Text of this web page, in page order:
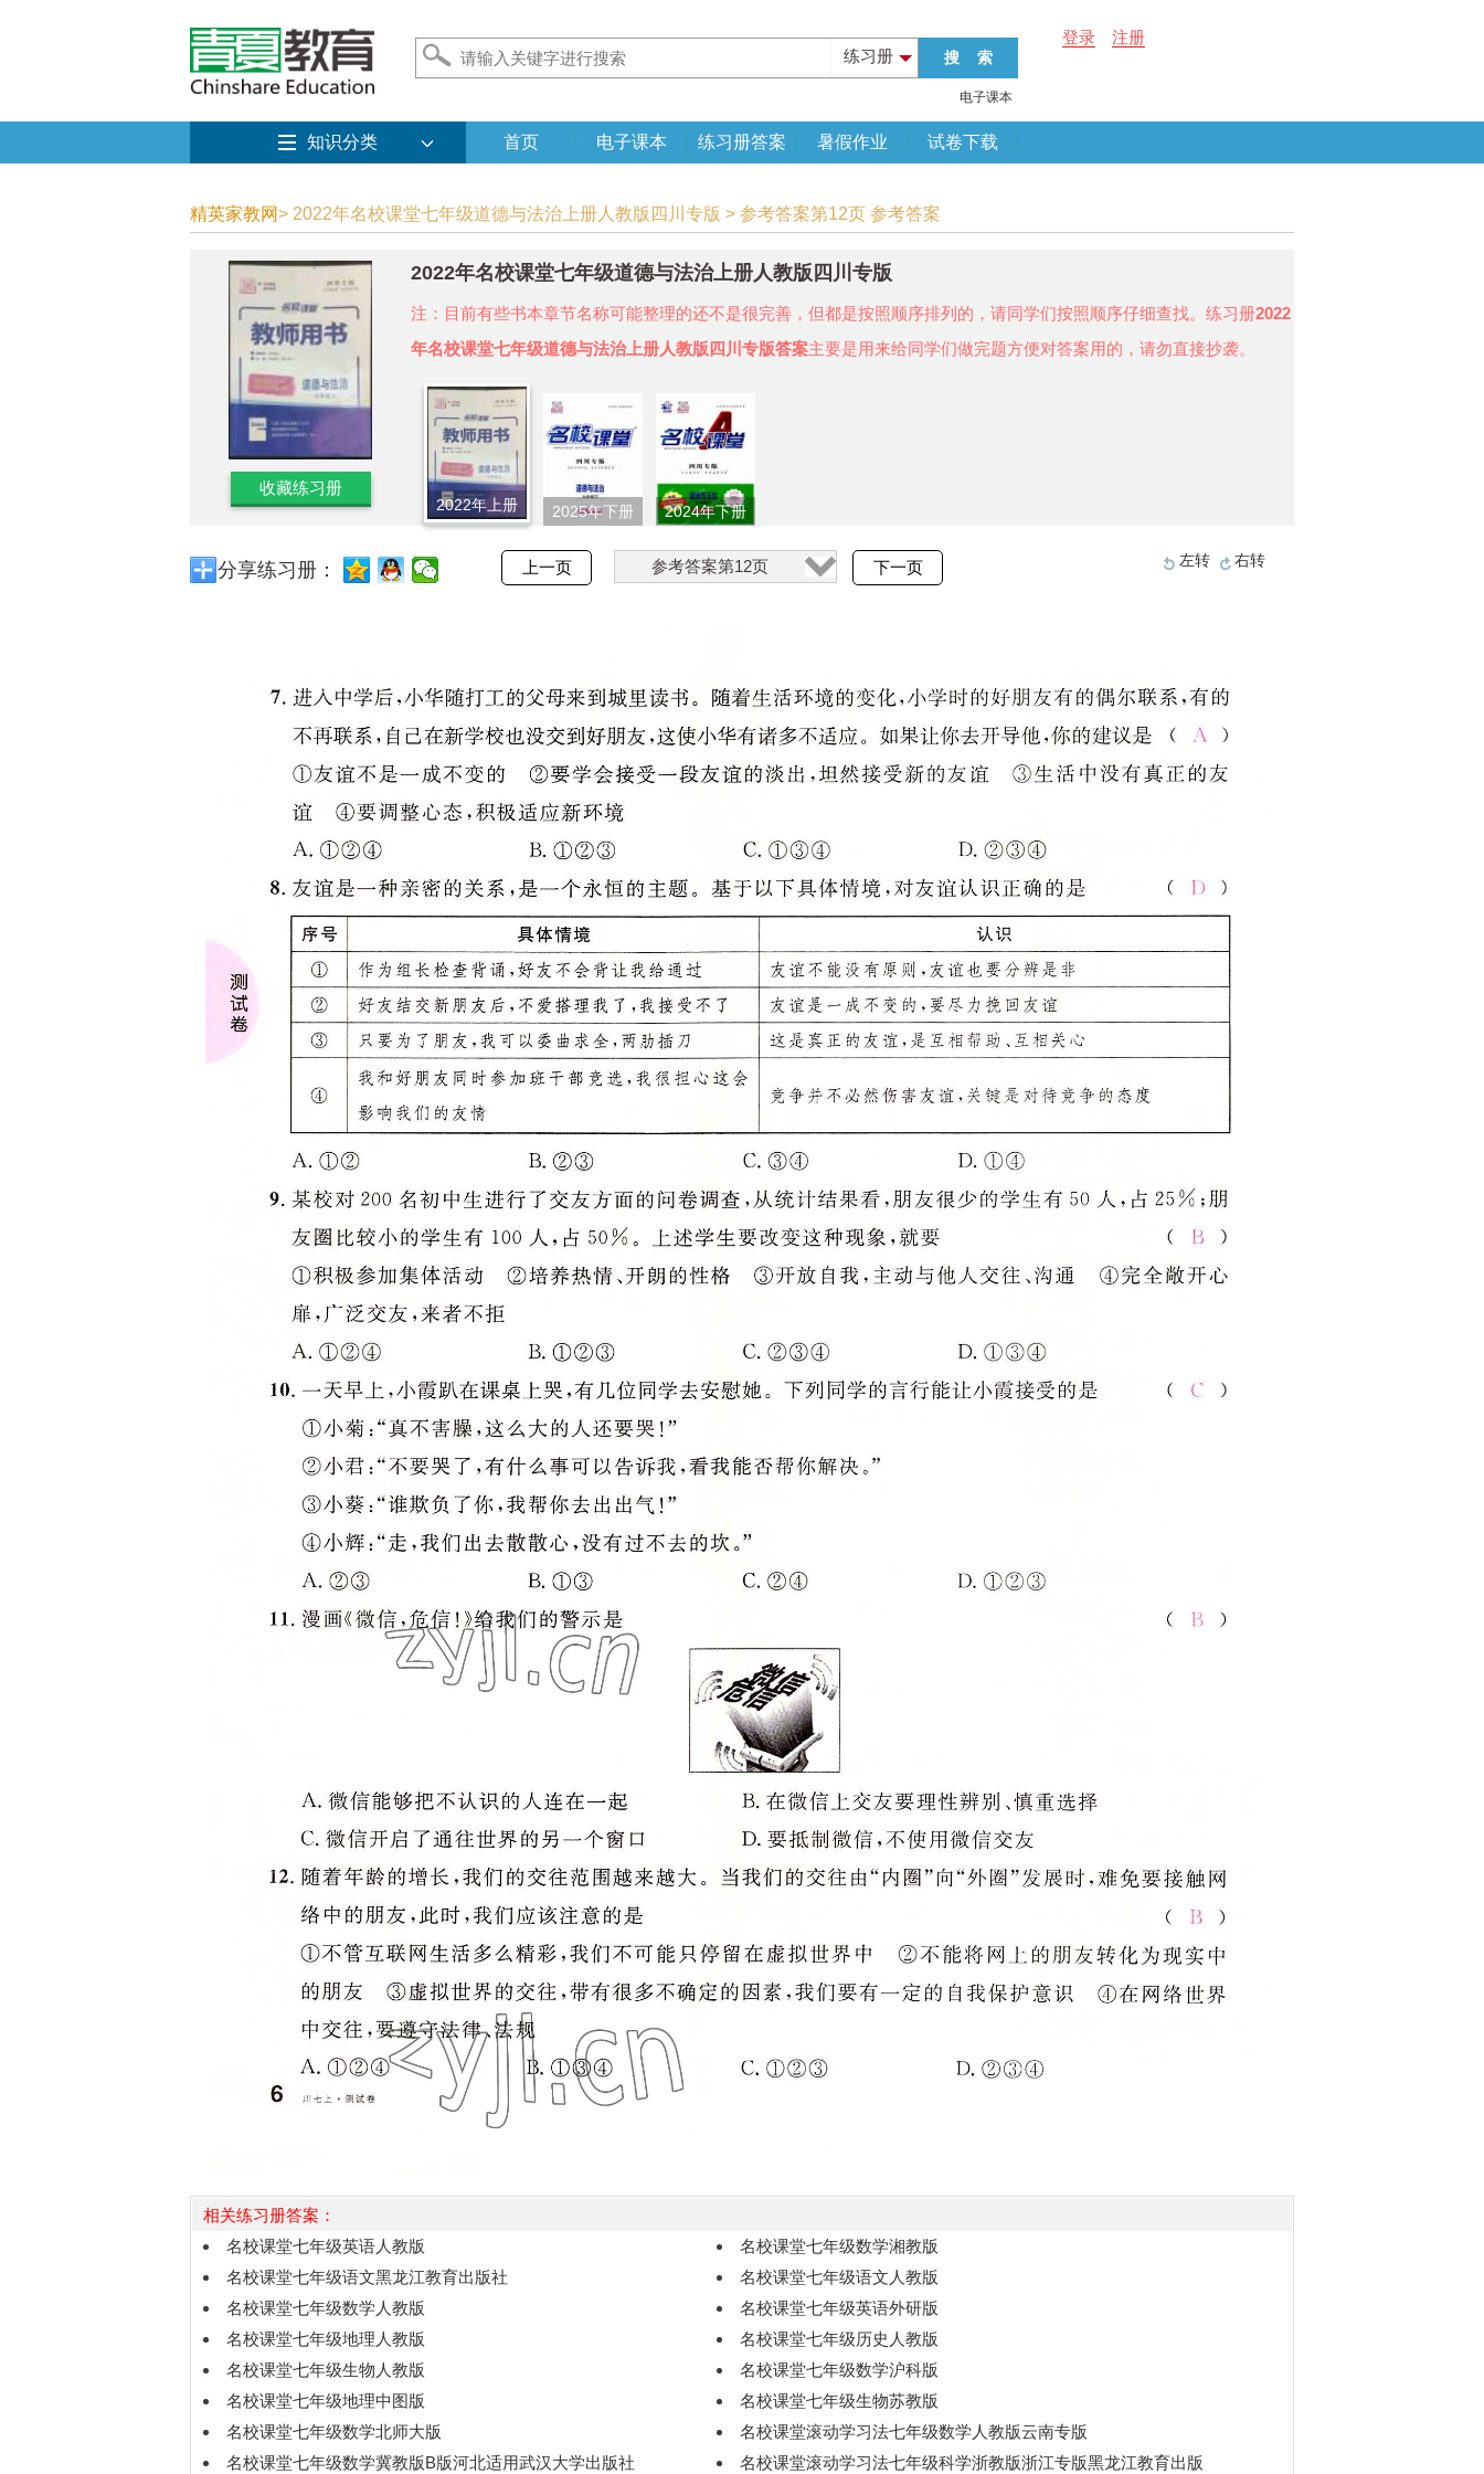
练习册
电子课本
登录 注册
知识分类 首页 电子课本 练习册答案 暑假作业 试卷下载
精英家教网> 2022年名校课堂七年级道德与法治上册人教版四川专版 > 参考答案第12页 参考答案
收藏练习册
2022年名校课堂七年级道德与法治上册人教版四川专版
注：目前有些书本章节名称可能整理的还不是很完善，但都是按照顺序排列的，请同学们按照顺序仔细查找。练习册2022
年名校课堂七年级道德与法治上册人教版四川专版答案主要是用来给同学们做完题方便对答案用的，请勿直接抄袭。
2022年上册 2025年下册 2024年下册
分享练习册： 上一页 参考答案第12页 下一页 左转 右转
相关练习册答案：
名校课堂七年级英语人教版
名校课堂七年级数学湘教版
名校课堂七年级语文黑龙江教育出版社
名校课堂七年级语文人教版
名校课堂七年级数学人教版
名校课堂七年级英语外研版
名校课堂七年级地理人教版
名校课堂七年级历史人教版
名校课堂七年级生物人教版
名校课堂七年级数学沪科版
名校课堂七年级地理中图版
名校课堂七年级生物苏教版
名校课堂七年级数学北师大版
名校课堂滚动学习法七年级数学人教版云南专版
名校课堂七年级数学冀教版B版河北适用武汉大学出版社
名校课堂滚动学习法七年级科学浙教版浙江专版黑龙江教育出版